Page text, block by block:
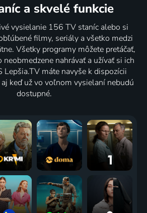
a skvelé funkcie
vysielanie 156 TV staníc alebo si
filmy, seriály a všetko medzi
Všetky programy môžete pretáčať,
neobmedzene nahrávať a užívať si ich
Lepšia.TV máte navyše k dispozícii
aj keď už vo voľnom vysielaní nebudú
dostupné.